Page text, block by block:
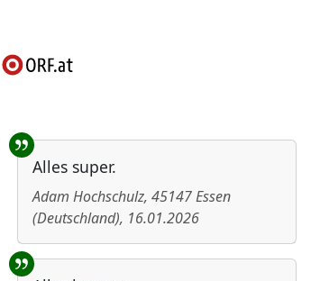
Alles super.
Adam Hochschulz, 45147Essen
(Deutschland), 16.01.2026